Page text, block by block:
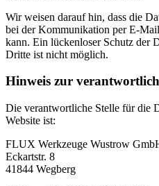
Wir weisen darauf hin, dass die
bei der Kommunikation per E-
kann. Ein lückenloser Schutz der
Dritte ist nicht möglich.
Hinweis zur
Die verantwortliche Stelle für die
Website ist:
FLUX Werkzeuge Wustrow
Eckartstr. 8
41844 Wegberg